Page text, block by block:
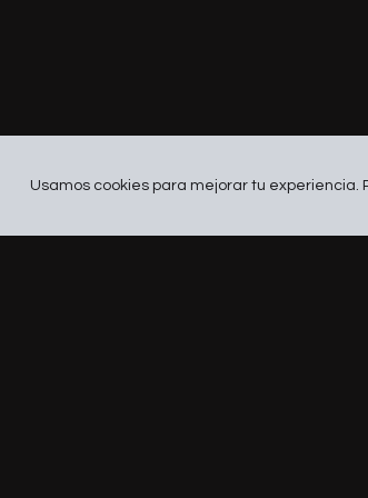
Usamos cookies para mejorar tu experiencia.